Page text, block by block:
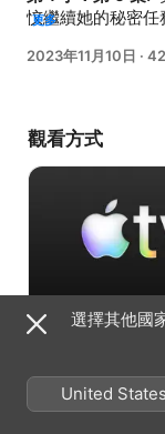
忟繼續她的秘密任
更多
2023年11月10日 ·
觀看方式
接受免費試用
免費試用 7 日，之後每
選擇其他國
United States